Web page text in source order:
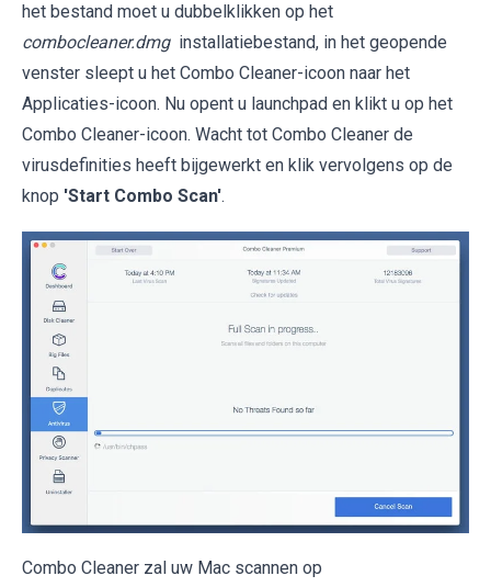
het bestand moet u dubbelklikken op het
combocleaner.dmg installatiebestand, in het geopende
venster sleept u het Combo Cleaner-icoon naar het
Applicaties-icoon. Nu opent u launchpad en klikt u op het
Combo Cleaner-icoon. Wacht tot Combo Cleaner de
virusdefinities heeft bijgewerkt en klik vervolgens op de
knop 'Start Combo Scan'.
Combo Cleaner zal uw Mac scannen op